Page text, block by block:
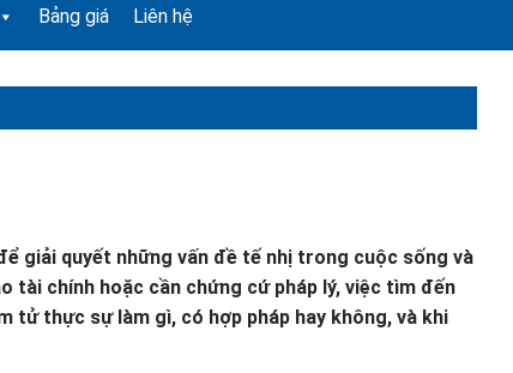
Bảng giá Liên hệ
giải quyết những vấn đề tế nhị trong cuộc sống và
chính hoặc cần chứng cứ pháp lý, việc tìm đến
tử thực sự làm gì, có hợp pháp hay không, và khi